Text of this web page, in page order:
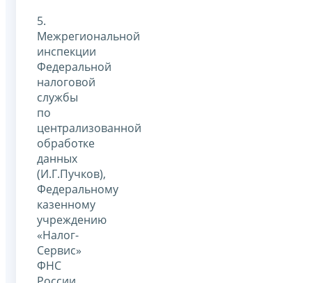
5.
Межрегиональной
инспекции
Федеральной
налоговой
службы
по
централизованной
обработке
данных
(И.Г.Пучков),
Федеральному
казенному
учреждению
«Налог-
Сервис»
ФНС